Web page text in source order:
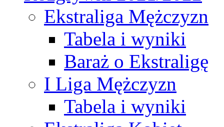
Ekstraliga Mężczyzn
Tabela i wyniki
Baraż o Ekstraligę
I Liga Mężczyzn
Tabela i wyniki